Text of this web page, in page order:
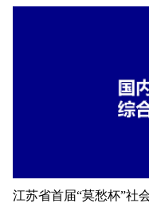
江苏省首届“莫愁杯”社